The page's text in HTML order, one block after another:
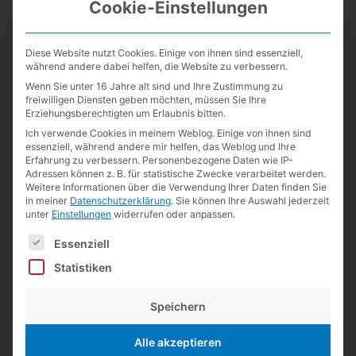
Name
Mail-
Adresse
Name, E-Mail-Adresse und Website in diesem Browser für
Cookie-Einstellungen
Diese Website nutzt Cookies. Einige von ihnen sind essenziell,
während andere dabei helfen, die Website zu verbessern.
Wenn Sie unter 16 Jahre alt sind und Ihre Zustimmung zu
freiwilligen Diensten geben möchten, müssen Sie Ihre
Erziehungsberechtigten um Erlaubnis bitten.
Ich verwende Cookies in meinem Weblog. Einige von ihnen sind
essenziell, während andere mir helfen, das Weblog und Ihre
Erfahrung zu verbessern. Personenbezogene Daten wie IP-
Adressen können z. B. für statistische Zwecke verarbeitet werden.
Weitere Informationen über die Verwendung Ihrer Daten finden Sie
in meiner Datenschutzerklärung. Sie können Ihre Auswahl jederzeit
unter Einstellungen widerrufen oder anpassen.
Es folgt eine Liste der Service-Gruppen, für die eine
Essenziell
Statistiken
Speichern
Alle akzeptieren